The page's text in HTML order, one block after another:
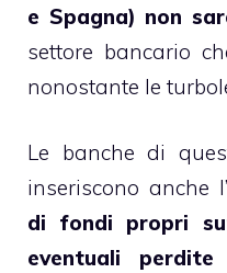
e Spagna) non
settore bancario
nonostante le
Le banche di
inseriscono anche
di fondi propri
eventuali